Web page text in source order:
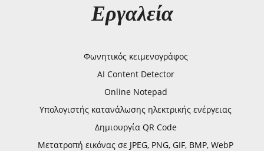
Εργαλεία
Φωνητικός κειμενογράφος
AI Content Detector
Online Notepad
Υπολογιστής κατανάλωσης ηλεκτρικής ενέργειας
Δημιουργία QR Code
Μετατροπή εικόνας σε JPEG, PNG, GIF, BMP, WebP